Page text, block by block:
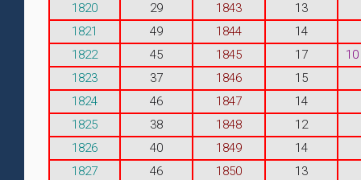
1820
29 1843
13
1821
49 1844
14
1822
45 1845 17
1823
37 1846
15
1824
46 1847
14
1825
38 1848
12
1826
40 1849
14
1827
46 1850
13